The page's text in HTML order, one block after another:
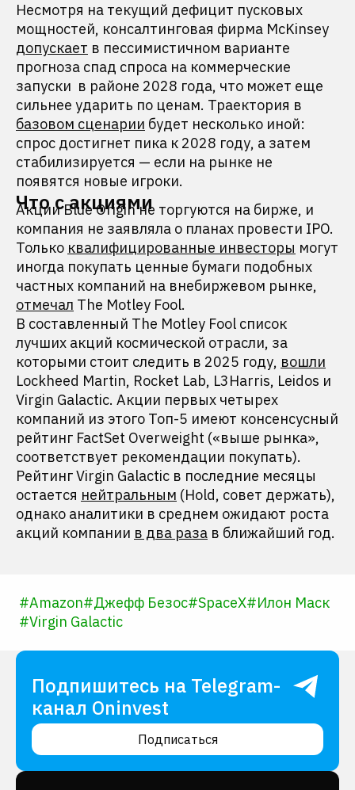
Несмотря на текущий дефицит пусковых
мощностей, консалтинговая фирма McKinsey
допускает в пессимистичном варианте
прогноза спад спроса на коммерческие
запуски в районе 2028 года, что может еще
сильнее ударить по ценам. Траектория в
базовом сценарии будет несколько иной:
спрос достигнет пика к 2028 году, а затем
стабилизируется — если на рынке не
появятся новые игроки.
Что с акциями
Акции Blue Origin не торгуются на бирже, и
компания не заявляла о планах провести IPO.
Только квалифицированные инвесторы могут
иногда покупать ценные бумаги подобных
частных компаний на внебиржевом рынке,
отмечал The Motley Fool.
В составленный The Motley Fool список
лучших акций космической отрасли, за
которыми стоит следить в 2025 году, вошли
Lockheed Martin, Rocket Lab, L3Harris, Leidos и
Virgin Galactic. Акции первых четырех
компаний из этого Топ-5 имеют консенсусный
рейтинг FactSet Overweight («выше рынка»,
соответствует рекомендации покупать).
Рейтинг Virgin Galactic в последние месяцы
остается нейтральным (Hold, совет держать),
однако аналитики в среднем ожидают роста
акций компании в два раза в ближайший год.
#Amazon#Джефф Безос#SpaceX#Илон Маск
#Virgin Galactic
Подпишитесь на Telegram-
канал Oninvest
Подписаться